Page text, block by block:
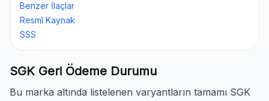
Benzer İlaçlar
Resmî Kaynak
SSS
SGK Geri Ödeme Durumu
Bu marka altında listelenen varyantların tamamı SGK